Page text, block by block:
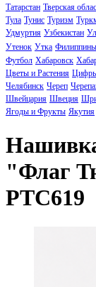
Татарстан Тверская
Тула Тунис Туризм
Удмуртия Узбекистан
Утенок Утка Филиппины
Футбол Хабаровск
Цветы и Растения
Челябинск Череп
Швейцария Швеция
Ягоды и Фрукты Якутия
"Флаг
PTC619